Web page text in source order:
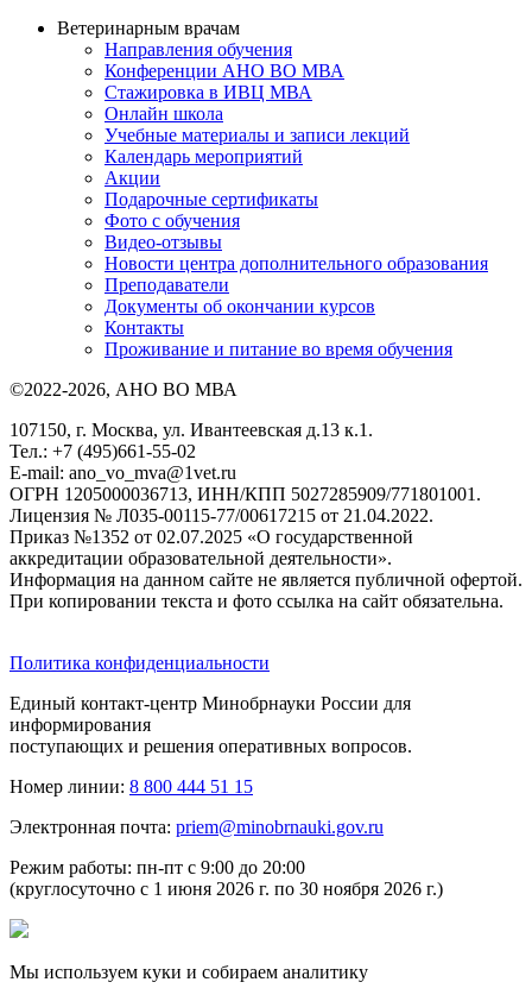
Ветеринарным врачам
Направления обучения
Конференции АНО ВО МВА
Стажировка в ИВЦ МВА
Онлайн школа
Учебные материалы и записи лекций
Календарь мероприятий
Акции
Подарочные сертификаты
Фото с обучения
Видео-отзывы
Новости центра дополнительного образования
Преподаватели
Документы об окончании курсов
Контакты
Проживание и питание во время обучения
©2022-2026, АНО ВО МВА
107150, г. Москва, ул. Ивантеевская д.13 к.1.
Тел.: +7 (495)661-55-02
E-mail: ano_vo_mva@1vet.ru
ОГРН 1205000036713, ИНН/КПП 5027285909/771801001.
Лицензия № Л035-00115-77/00617215 от 21.04.2022.
Приказ №1352 от 02.07.2025 «О государственной
аккредитации образовательной деятельности».
Информация на данном сайте не является публичной офертой.
При копировании текста и фото ссылка на сайт обязательна.
Политика конфиденциальности
Единый контакт-центр Минобрнауки России для
информирования
поступающих и решения оперативных вопросов.
Номер линии: 8 800 444 51 15
Электронная почта: priem@minobrnauki.gov.ru
Режим работы: пн-пт с 9:00 до 20:00
(круглосуточно с 1 июня 2026 г. по 30 ноября 2026 г.)
Мы используем куки и собираем аналитику